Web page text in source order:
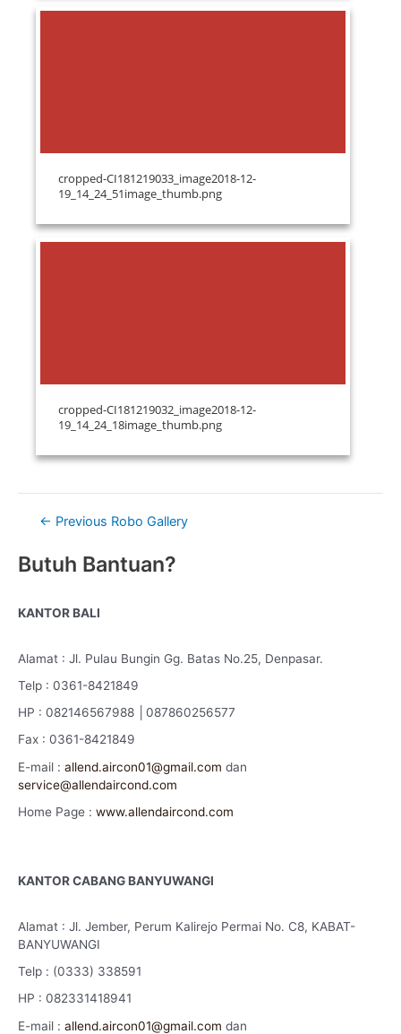
cropped-CI181219033_image2018-12-
19_14_24_51image_thumb.png
cropped-CI181219032_image2018-12-
19_14_24_18image_thumb.png
Post← Previous Robo Gallery
Butuh Bantuan?
KANTOR BALI
Alamat : Jl. Pulau Bungin Gg. Batas No.25, Denpasar.
Telp : 0361-8421849
HP : 082146567988 │087860256577
Fax : 0361-8421849
E-mail : allend.aircon01@gmail.com dan
service@allendaircond.com
Home Page : www.allendaircond.com
KANTOR CABANG BANYUWANGI
Alamat : Jl. Jember, Perum Kalirejo Permai No. C8, KABAT-
BANYUWANGI
Telp : (0333) 338591
HP : 082331418941
E-mail : allend.aircon01@gmail.com dan